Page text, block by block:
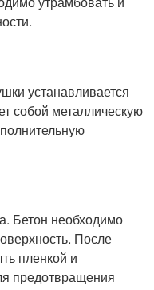
устанавливается
собой металлическую
Бетон необходимо
После
пленкой и
предотвращения